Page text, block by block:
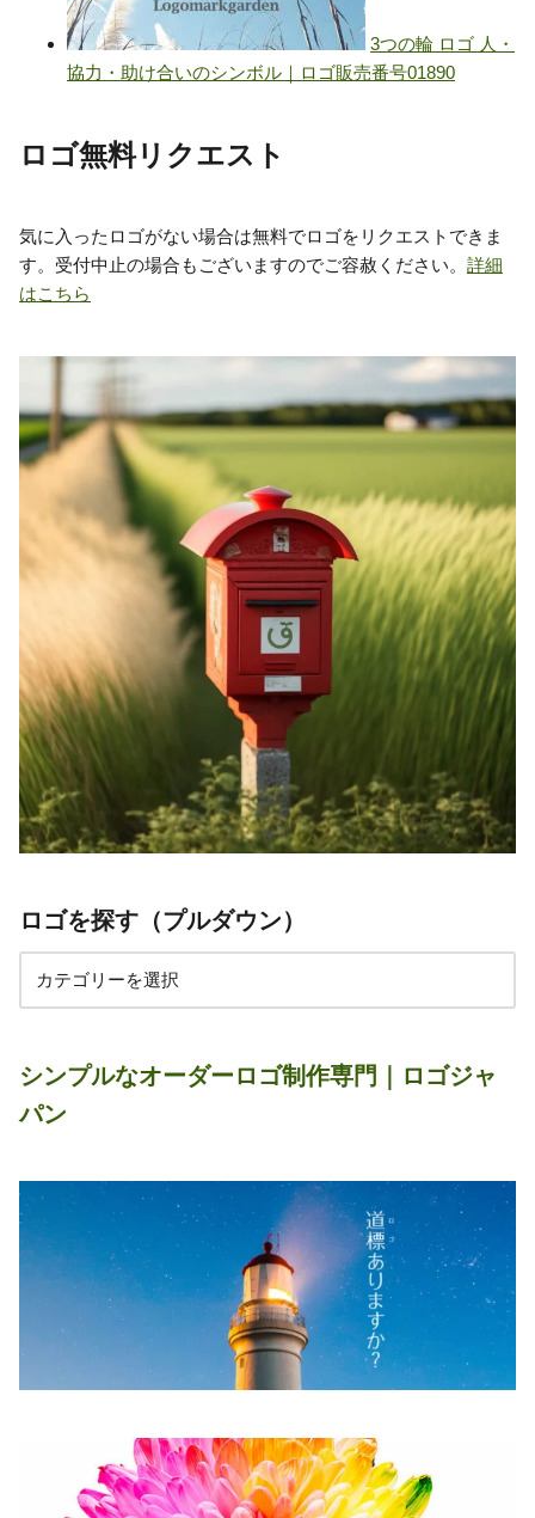
ロゴ無料リクエスト
気に入ったロゴがない場合は無料でロゴをリクエストできま
す。受付中止の場合もございますのでご容赦ください。 詳細
はこちら
ロゴを探す（プルダウン）
シンプルなオーダーロゴ制作専門｜ロゴジャ
パン